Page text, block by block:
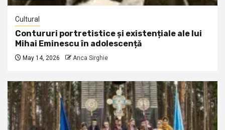
Cultural
Contururi portretistice și existențiale ale lui
Mihai Eminescu în adolescență
May 14, 2026 Anca Sirghie